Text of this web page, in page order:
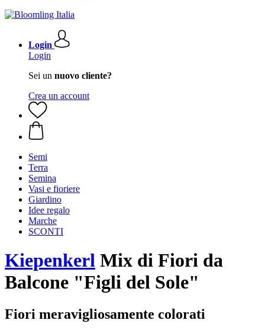
Login
Login
Sei un nuovo cliente?
Crea un account
Semi
Terra
Semina
Vasi e fioriere
Giardino
Idee regalo
Marche
SCONTI
Kiepenkerl Mix di Fiori da
Balcone "Figli del Sole"
Fiori meravigliosamente colorati